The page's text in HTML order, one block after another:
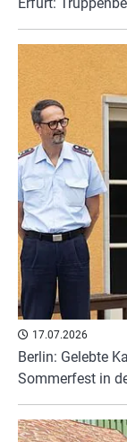
17.07.2026
Berlin: Gelebte
Sommerfest in